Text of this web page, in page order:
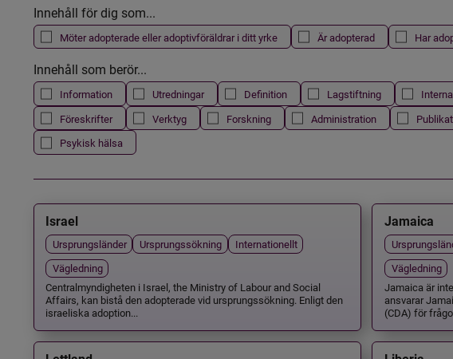
Innehåll för dig som...
Möter adopterade eller adoptivföräldrar i ditt yrke Är adopterad Har
Innehåll som berör...
Information Utredningar Definition Lagstiftning
Föreskrifter
Verktyg Forskning Administration
Psykisk hälsa
Israel
Ursprungsländer Ursprungssökning
Internationellt
Vägledning
Centralmyndigheten i Israel, the Ministry of Labour and Social
Affairs, kan bistå den adopterade vid ursprungssökning. Enligt den
israeliska adoption...
Jamaica
Vägledning
Jamaica är
ansvarar
(CDA) för